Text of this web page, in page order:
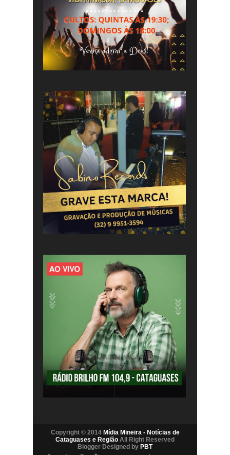
Copyright © 2014 Mídia Mineira - Notícias de
Cataguases e Região All Right Reserved
Blogger Designed by PBT